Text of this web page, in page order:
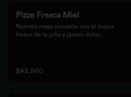
Pizze Fresca Miel
Nuestra masa crocante con el toque
fresco de la piña y jamón dulce.
$43.500